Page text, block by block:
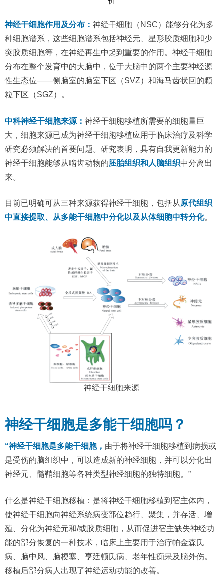
神经干细胞作用及分布： 神经干细胞（NSC）能够分化为多
种细胞谱系，这些细胞谱系包括神经元、星形胶质细胞和少
突胶质细胞等，在神经再生中起到重要的作用。神经干细胞
分布在整个发育中的大脑中，位于大脑中的两个主要神经源
性生态位——侧脑室的脑室下区（SVZ）和海马齿状回的颗
粒下区（SGZ）。
中科神经干细胞来源： 神经干细胞移植所需要的细胞量巨
大，细胞来源已成为神经干细胞移植应用于临床治疗及科学
研究必须解决的首要问题。研究表明，具有自我更新能力的
神经干细胞能够从啮齿动物的胚胎组织和人脑组织中分离出
来。
目前已明确可从三种来源获得神经干细胞，包括从 原代组织
中直接提取、从多能干细胞中分化以及从体细胞中转分化。
神经干细胞来源
神经干细胞是多能干细胞吗？
“神经干细胞是多能干细胞， 由于将神经干细胞移植到病损或
是受伤的脑组织中，可以造成新的神经细胞，并可以分化出
神经元、髓鞘细胞等各种类型神经细胞的独特细胞。”
什么是神经干细胞移植：是将神经干细胞移植到宿主体内，
使神经干细胞向神经系统病变部位趋行、聚集，并存活、增
殖、分化为神经元和/或胶质细胞，从而促进宿主缺失神经功
能的部分恢复的一种技术，临床上主要用于治疗帕金森氏
病、脑中风、脑梗塞、亨廷顿氏病、老年性痴呆及脑外伤。
移植后部分病人出现了神经运动功能的改善。